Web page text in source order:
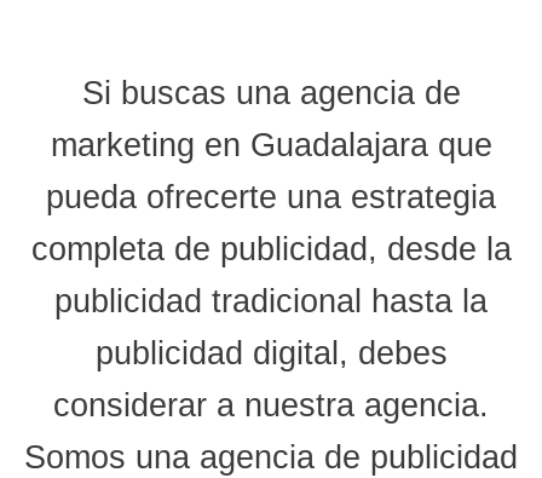
Si buscas una agencia de
marketing en Guadalajaraque
pueda ofrecerte una estrategia
completa de publicidad, desde la
publicidad tradicional hasta la
publicidad digital, debes
considerar a nuestra agencia.
Somos una agencia de publicidad